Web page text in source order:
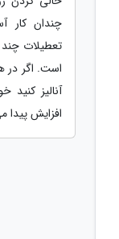
چندان کار
تعطیلات
است. اگر در
آنالیز کنید
افزایش پیدا